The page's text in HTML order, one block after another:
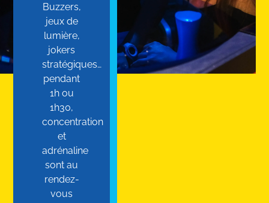
Buzzers,
jeux de
lumière,
jokers
stratégiques…
pendant
1h ou
1h30,
concentration
et
adrénaline
sont au
rendez-
vous